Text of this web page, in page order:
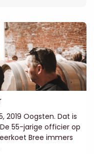
2019 Oogsten. Dat is
55-jarige officier op
Bree immers